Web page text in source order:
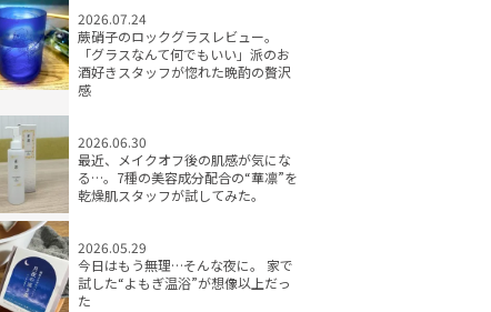
2026.07.24
蕨硝子のロックグラスレビュー。
「グラスなんて何でもいい」派のお
酒好きスタッフが惚れた晩酌の贅沢
感
2026.06.30
最近、メイクオフ後の肌感が気にな
る…。7種の美容成分配合の“華凛”を
乾燥肌スタッフが試してみた。
2026.05.29
今日はもう無理…そんな夜に。 家で
試した“よもぎ温浴”が想像以上だっ
た